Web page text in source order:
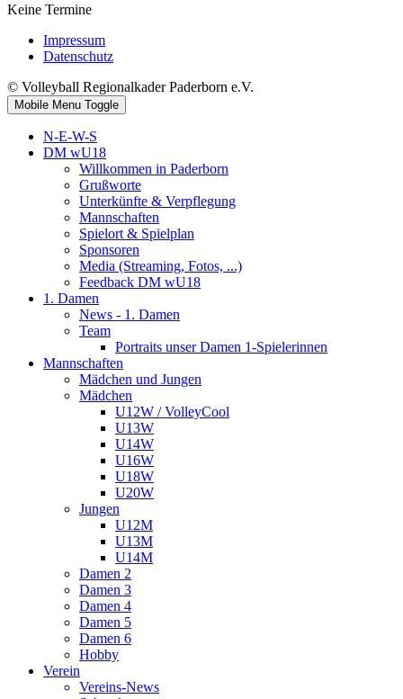
Keine Termine
Impressum
Datenschutz
© Volleyball Regionalkader Paderborn e.V.
Mobile Menu Toggle
N-E-W-S
DM wU18
Willkommen in Paderborn
Grußworte
Unterkünfte & Verpflegung
Mannschaften
Spielort & Spielplan
Sponsoren
Media (Streaming, Fotos, ...)
Feedback DM wU18
1. Damen
News - 1. Damen
Team
Portraits unser Damen 1-Spielerinnen
Mannschaften
Mädchen und Jungen
Mädchen
U12W / VolleyCool
U13W
U14W
U16W
U18W
U20W
Jungen
U12M
U13M
U14M
Damen 2
Damen 3
Damen 4
Damen 5
Damen 6
Hobby
Verein
Vereins-News